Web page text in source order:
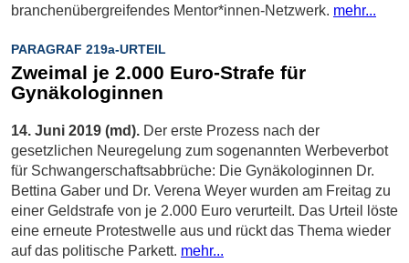
branchenübergreifendes Mentor*innen-Netzwerk. mehr...
PARAGRAF 219a-URTEIL
Zweimal je 2.000 Euro-Strafe für
Gynäkologinnen
14. Juni 2019 (md). Der erste Prozess nach der
gesetzlichen Neuregelung zum sogenannten Werbeverbot
für Schwangerschaftsabbrüche: Die Gynäkologinnen Dr.
Bettina Gaber und Dr. Verena Weyer wurden am Freitag zu
einer Geldstrafe von je 2.000 Euro verurteilt. Das Urteil löste
eine erneute Protestwelle aus und rückt das Thema wieder
auf das politische Parkett. mehr...